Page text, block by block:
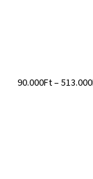
90.000Ft–513.000